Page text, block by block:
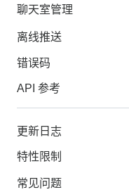
聊天室管理
离线推送
错误码
API 参考
更新日志
特性限制
常见问题